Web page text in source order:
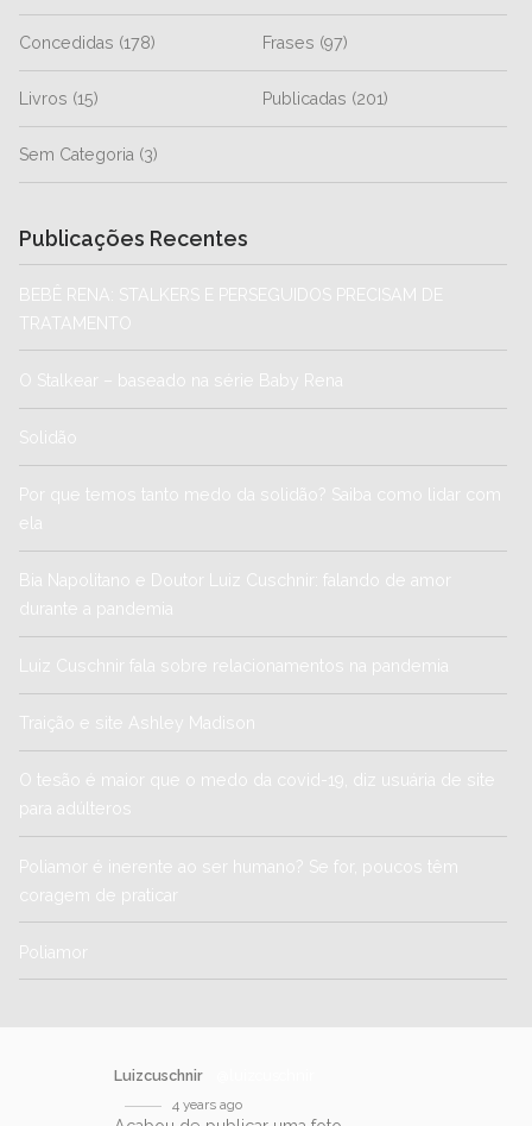
Concedidas (178) Frases (97)
Livros (15) Publicadas (201)
Sem Categoria (3)
Publicações Recentes
BEBÊ RENA: STALKERS E PERSEGUIDOS PRECISAM DE
TRATAMENTO
O Stalkear – baseado na série Baby Rena
Solidão
Por que temos tanto medo da solidão? Saiba como lidar com
ela
Bia Napolitano e Doutor Luiz Cuschnir: falando de amor
durante a pandemia
Luiz Cuschnir fala sobre relacionamentos na pandemia
Traição e site Ashley Madison
O tesão é maior que o medo da covid-19, diz usuária de site
para adúlteros
Poliamor é inerente ao ser humano? Se for, poucos têm
coragem de praticar
Poliamor
Luizcuschnir
4 years ago